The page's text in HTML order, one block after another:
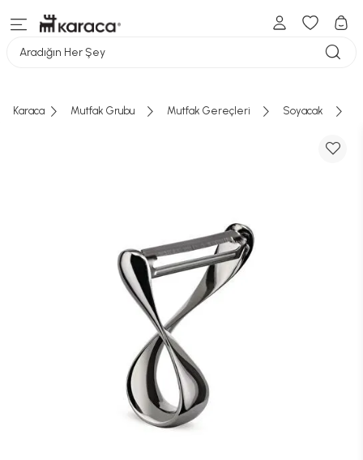
Aradığın Her Şey
Karaca Mutfak Grubu Mutfak Gereçleri Soyacak